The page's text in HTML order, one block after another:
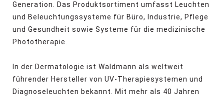
Generation. Das Produktsortiment umfasst Leuchten
und Beleuchtungssysteme für Büro, Industrie, Pflege
und Gesundheit sowie Systeme für die medizinische
Phototherapie.
In der Dermatologie ist Waldmann als weltweit
führender Hersteller von UV-Therapiesystemen und
Diagnoseleuchten bekannt. Mit mehr als 40 Jahren